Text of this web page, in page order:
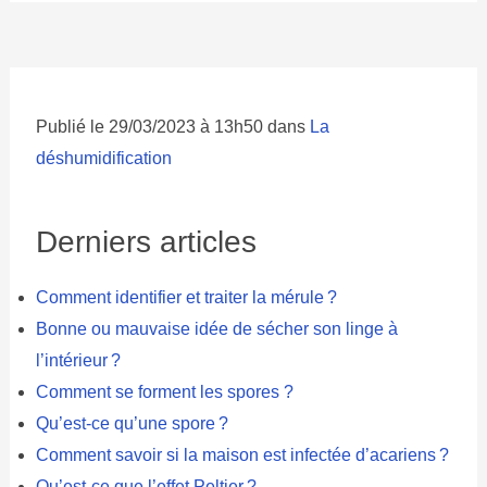
Publié le 29/03/2023 à 13h50 dans La
déshumidification
Derniers articles
Comment identifier et traiter la mérule ?
Bonne ou mauvaise idée de sécher son linge à
l’intérieur ?
Comment se forment les spores ?
Qu’est-ce qu’une spore ?
Comment savoir si la maison est infectée d’acariens ?